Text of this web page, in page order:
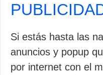
Si estás hasta las
anuncios y popup
por internet con el